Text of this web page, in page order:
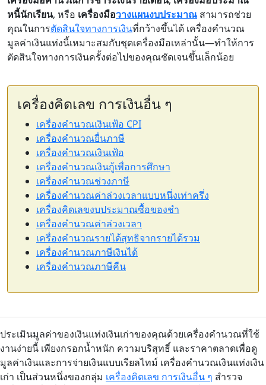
หนี้นักเรียน, หรือ เครื่องมือวางแผนงบประมาณ สามารถช่วย
คุณในการตัดสินใจทางการเงินที่กว้างขึ้นได้ เครื่องคำนวณ
มูลค่าเงินแท่งนี้เหมาะสมกับชุดเครื่องมือเหล่านั้น—ทำให้การ
ตัดสินใจทางการเงินครั้งต่อไปของคุณชัดเจนขึ้นเล็กน้อย
เครื่องคิดเลข การเงินอื่น ๆ
เครื่องคำนวณเงินเฟ้อ CPI
เครื่องคำนวณยื่นภาษี
เครื่องคำนวณเงินเฟ้อ
เครื่องคำนวณเงินกู้เพื่อการศึกษา
เครื่องคำนวณช่วงภาษี
เครื่องคำนวณค่าล่วงเวลาแบบหนึ่งเท่าครึ่ง
เครื่องคิดเลขงบประมาณซื้อของชำ
เครื่องคำนวณค่าล่วงเวลา
เครื่องคำนวณรายได้สุทธิจากรายได้รวม
เครื่องคำนวณภาษีเงินได้
เครื่องคำนวณภาษีคืน
ประเมินมูลค่าของเงินแท่งเงินเก่าของคุณด้วยเครื่องคำนวณที่ใช้
งานง่ายนี้ เพียงกรอกน้ำหนัก ความบริสุทธิ์ และราคาตลาดเพื่อดู
มูลค่าเงินและการจ่ายเงินแบบเรียลไทม์ เครื่องคำนวณเงินแท่งเงิน
เก่า เป็นส่วนหนึ่งของกลุ่ม เครื่องคิดเลข การเงินอื่น ๆ สำรวจ